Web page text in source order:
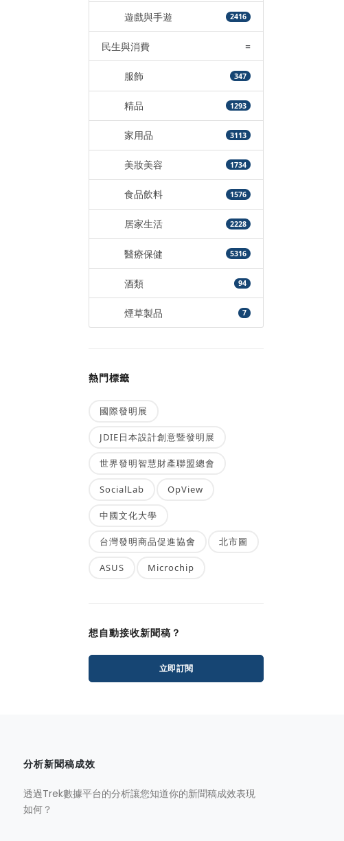
遊戲與手遊 2416
民生與消費 =
服飾 347
精品 1293
家用品 3113
美妝美容 1734
食品飲料 1576
居家生活 2228
醫療保健 5316
酒類 94
煙草製品 7
熱門標籤
國際發明展
JDIE日本設計創意暨發明展
世界發明智慧財產聯盟總會
SocialLab OpView
中國文化大學
台灣發明商品促進協會 北市圖
ASUS Microchip
想自動接收新聞稿？
立即訂閱
分析新聞稿成效
透過Trek數據平台的分析讓您知道你的新聞稿成效表現
如何？